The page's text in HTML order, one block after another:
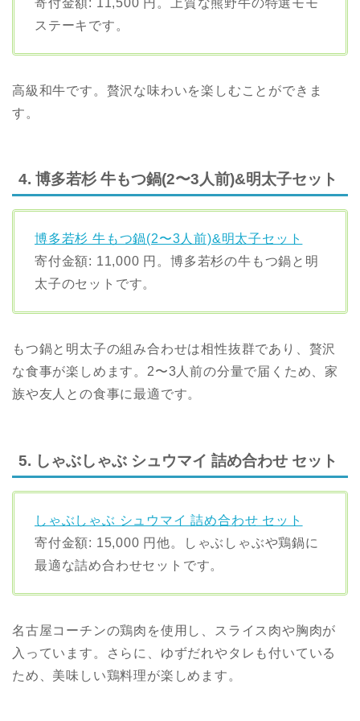
ステーキです。
高級和牛です。贅沢な味わいを楽しむことができま
す。
4. 博多若杉 牛もつ鍋(2〜3人前)&明太子セット
博多若杉 牛もつ鍋(2〜3人前)&明太子セット
寄付金額: 11,000 円。博多若杉の牛もつ鍋と明
太子のセットです。
もつ鍋と明太子の組み合わせは相性抜群であり、贅沢
な食事が楽しめます。2〜3人前の分量で届くため、家
族や友人との食事に最適です。
5. しゃぶしゃぶ シュウマイ 詰め合わせ セット
しゃぶしゃぶ シュウマイ 詰め合わせ セット
寄付金額: 15,000 円他。しゃぶしゃぶや鶏鍋に
最適な詰め合わせセットです。
名古屋コーチンの鶏肉を使用し、スライス肉や胸肉が
入っています。さらに、ゆずだれやタレも付いている
ため、美味しい鶏料理が楽しめます。